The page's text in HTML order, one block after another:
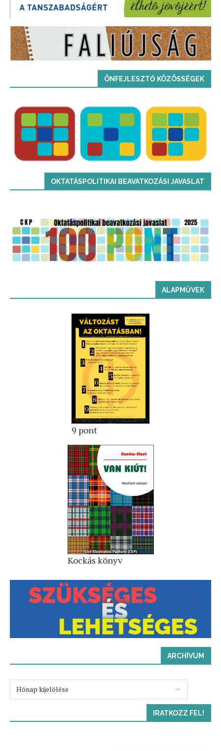
ÖNFEJLESZTŐ KÖZÖSSÉGEK
OKTATÁSPOLITIKAI BEAVATKOZÁSI JAVASLAT
ALAPMŰVEK
9 pont
Kockás könyv
ARCHÍVUM
IRATKOZZ FEL!